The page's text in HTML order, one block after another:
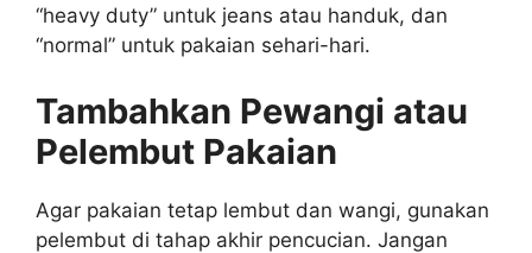
“heavy duty” untuk jeans atau handuk, dan
“normal” untuk pakaian sehari-hari.
Tambahkan Pewangi atau
Pelembut Pakaian
Agar pakaian tetap lembut dan wangi, gunakan
pelembut di tahap akhir pencucian. Jangan